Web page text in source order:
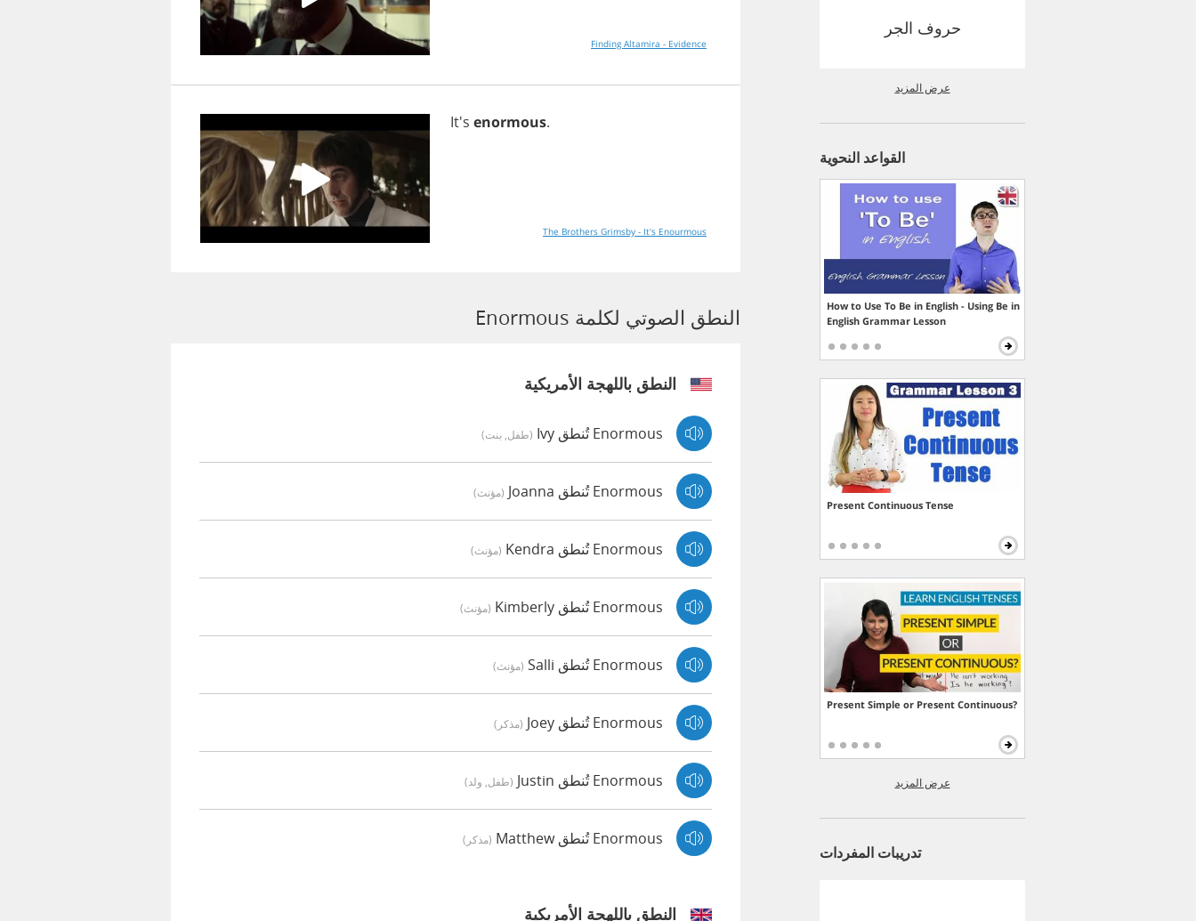
Finding Altamira - Evidence
It's enormous.
The Brothers Grimsby - It's Enourmous
النطق الصوتي لكلمة Enormous
النطق باللهجة الأمريكية
Enormous تُنطق Ivy (طفل, بنت)
Enormous تُنطق Joanna (مؤنث)
Enormous تُنطق Kendra (مؤنث)
Enormous تُنطق Kimberly (مؤنث)
Enormous تُنطق Salli (مؤنث)
Enormous تُنطق Joey (مذكر)
Enormous تُنطق Justin (طفل, ولد)
Enormous تُنطق Matthew (مذكر)
النطق باللهجة الأمريكية
حروف الجر
عرض المزيد
القواعد النحوية
How to Use To Be in English - Using Be in
English Grammar Lesson
Present Continuous Tense
Present Simple or Present Continuous?
عرض المزيد
تدريبات المفردات